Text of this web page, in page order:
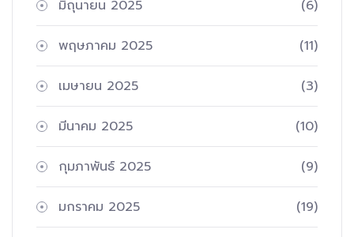
มิถุนายน 2025 (6)
พฤษภาคม 2025 (11)
เมษายน 2025 (3)
มีนาคม 2025 (10)
กุมภาพันธ์ 2025 (9)
มกราคม 2025 (19)